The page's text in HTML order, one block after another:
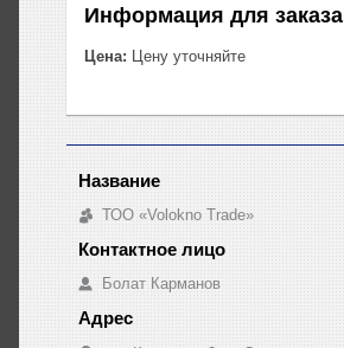
Информация для заказа
Цена: Цену уточняйте
ТОО «Volokno Trade»
Болат Карманов